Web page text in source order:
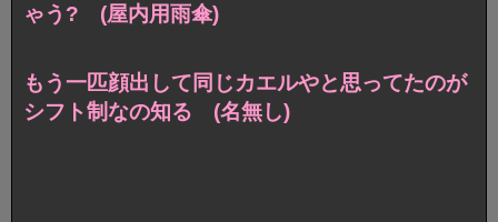
ゃう? (屋内用雨傘)
もう一匹顔出して同じカエルやと思ってたのが
シフト制なの知る (名無し)